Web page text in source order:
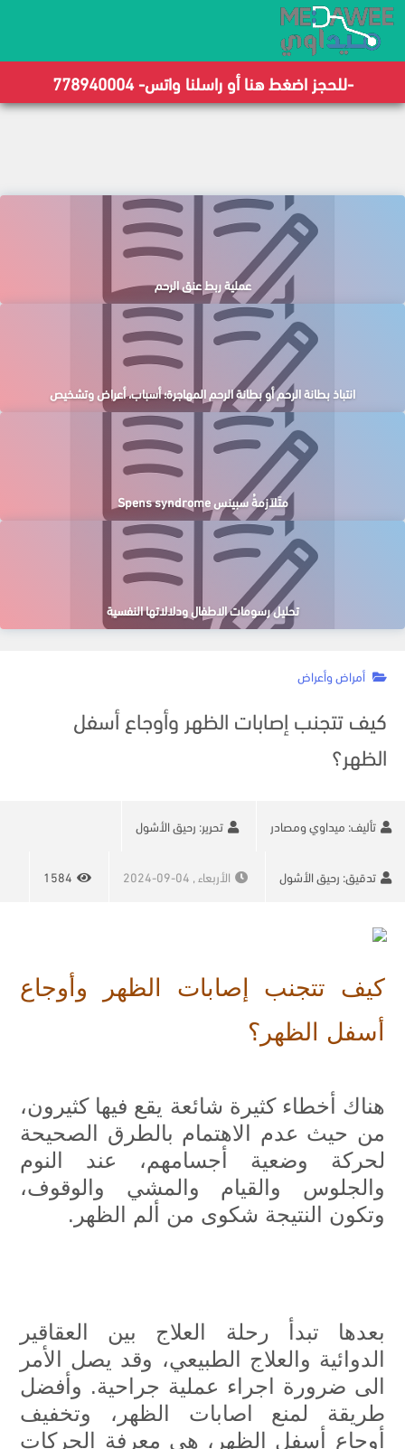
-للحجز اضغط هنا أو راسلنا واتس- 778940004
عملية ربط عنق الرحم
انتباذ بطانة الرحم أو بطانة الرحم المهاجرة؛ أسباب، أعراض وتشخيص
متَلاَزمةُ سبينس Spens syndrome
تحليل رسومات الاطفال ودلالاتها النفسية
أمراض وأعراض
كيف تتجنب إصابات الظهر وأوجاع أسفل
الظهر؟
تأليف: ميداوي ومصادر تحرير: رحيق الأشول
تدقيق: رحيق الأشول الأربعاء , 04-09-2024 1584
كيف تتجنب إصابات الظهر وأوجاع
أسفل الظهر؟
هناك أخطاء كثيرة شائعة يقع فيها كثيرون،
من حيث عدم الاهتمام بالطرق الصحيحة
لحركة وضعية أجسامهم، عند النوم
والجلوس والقيام والمشي والوقوف،
وتكون النتيجة شكوى من ألم الظهر.
بعدها تبدأ رحلة العلاج بين العقاقير
الدوائية والعلاج الطبيعي، وقد يصل الأمر
الى ضرورة اجراء عملية جراحية. وأفضل
طريقة لمنع اصابات الظهر، وتخفيف
أوجاع أسفل الظهر، هي معرفة الحركات